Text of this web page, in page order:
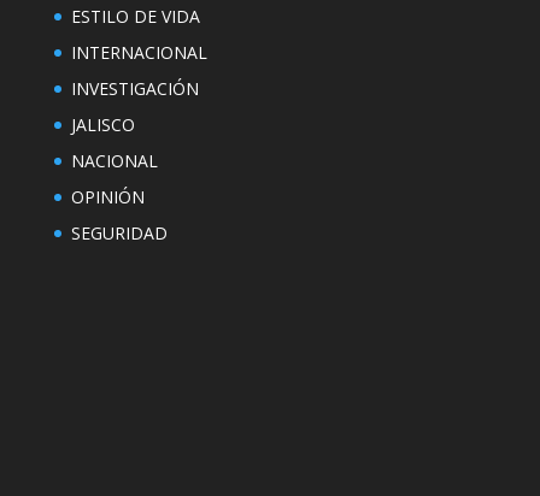
ESTILO DE VIDA
INTERNACIONAL
INVESTIGACIÓN
JALISCO
NACIONAL
OPINIÓN
SEGURIDAD